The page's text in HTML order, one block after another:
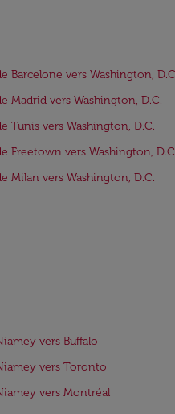
Barcelone vers Washington,
Madrid vers Washington, D.C.
Tunis vers Washington, D.C.
Freetown vers Washington,
Milan vers Washington, D.C.
vers Buffalo
vers Toronto
vers Montréal